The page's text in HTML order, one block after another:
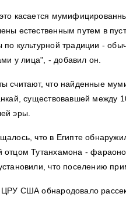
касается
естественным путем в
по культурной традиции -
у лица", - добавил он.
считают, что найденные
существовавшей между
эры.
что в Египте
отцом Тутанхамона -
что поселению
США обнародовало